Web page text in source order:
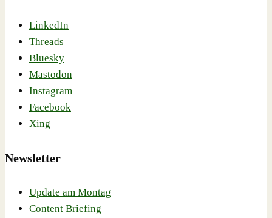
LinkedIn
Threads
Bluesky
Mastodon
Instagram
Facebook
Xing
Newsletter
Update am Montag
Content Briefing